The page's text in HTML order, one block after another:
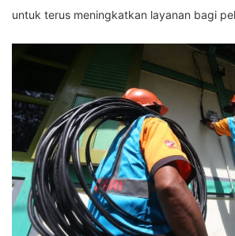
untuk terus meningkatkan layanan bagi